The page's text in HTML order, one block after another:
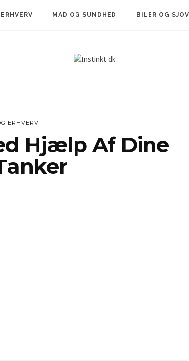
MAD OG SUNDHED BILER OG SJOV
ERHVERV
Hjælp Af Dine